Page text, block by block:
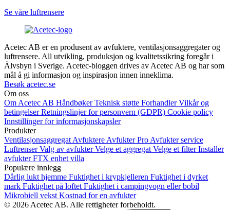
Se våre luftrensere
Acetec AB er en produsent av avfuktere, ventilasjonsaggregater og
luftrensere. All utvikling, produksjon og kvalitetssikring foregår i
Älvsbyn i Sverige. Acetec-bloggen drives av Acetec AB og har som
mål å gi informasjon og inspirasjon innen inneklima.
Besøk acetec.se
Om oss
Om Acetec AB HåndbøkerTeknisk støtte ForhandlerVilkår og
betingelserRetningslinjer for personvern (GDPR) Cookie policy
Innstillinger for informasjonskapsler
Produkter
VentilasjonsaggregatAvfuktereAvfukter ProAvfukter service
LuftrenserValg av avfukterVelge et aggregatVelge et filterInstaller
avfukterFTX enhet villa
Populære innlegg
Dårlig lukt hjemme Fuktighet i krypkjelleren Fuktighet i dyrket
mark Fuktighet på loftetFuktighet i campingvogn eller bobil
Mikrobiell vekstKostnad for en avfukter
© 2026 Acetec AB. Alle rettigheter forbeholdt.